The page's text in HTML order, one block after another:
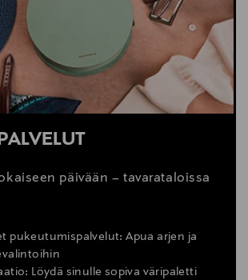
päivään – tavarataloissa
pukeutumispalvelut: Apua arjen ja
Löydä sinulle sopiva väripaletti